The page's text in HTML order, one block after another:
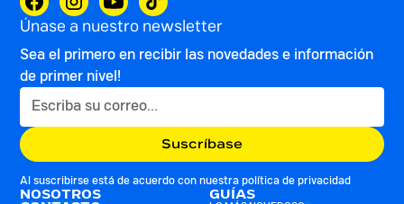
Únase a nuestro newsletter
Sea el primero en recibir las novedades e información
de primer nivel!
Al suscribirse está de acuerdo con nuestrapolítica de privacidad
NOSOTROS
GUÍAS